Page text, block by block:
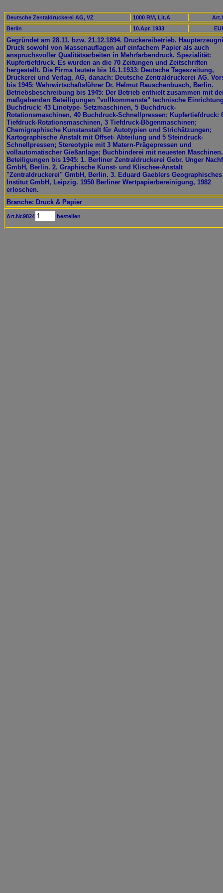
Deutsche Zentaldruckerei AG, VZ 1000 RM, Lit.A
Berlin
10.Apr. 1933
Gegründet am 28.11. bzw. 21.12.1894. Druckereibetrieb.
Druck sowohl von Massenauflagen auf einfachem Papier als auch
anspruchsvoller Qualitätsarbeiten in Mehrfarbendruck. Spezialität:
Kupfertiefdruck. Es wurden an die 70 Zeitungen und Zeitschriften
hergestellt. Die Firma lautete bis 16.1.1933: Deutsche Tageszeitung,
Druckerei und Verlag, AG, danach: Deutsche Zentraldruckerei AG.
bis 1945: Wehrwirtschaftsführer Dr. Helmut Rauschenbusch, Berlin.
Betriebsbeschreibung bis 1945: Der Betrieb enthielt zusammen mit
maßgebenden Beteiligungen "vollkommenste" technische
Buchdruck: 43 Linotype- Setzmaschinen, 5 Buchdruck-
Rotationsmaschinen, 40 Buchdruck-Schnellpressen; Kupfertiefdruck:
Tiefdruck-Rotationsmaschinen, 3 Tiefdruck-Bögenmaschinen;
Chemigraphische Kunstanstalt für Autotypien und Strichätzungen;
Kartographische Anstalt mit Offset- Abteilung und 5 Steindruck-
Schnellpressen; Stereotypie mit 3 Matern-Prägepressen und
vollautomatischer Gießanlage; Buchbinderei mit neuesten Maschinen.
Beteiligungen bis 1945: 1. Berliner Zentraldruckerei Gebr. Unger
GmbH, Berlin. 2. Graphische Kunst- und Klischee-Anstalt
"Zentraldruckerei" GmbH, Berlin. 3. Eduard Gaeblers Geographisches
Institut GmbH, Leipzig. 1950 Berliner Wertpapierbereinigung, 1982
erloschen.
Branche: Druck & Papier
Art.Nr.9824 bestellen